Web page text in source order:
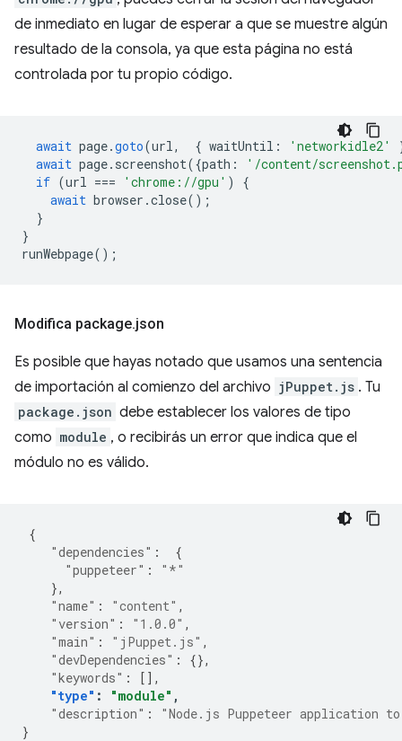
de inmediato en lugar de esperar a que se muestre algún
resultado de la consola, ya que esta página no está
controlada por tu propio código.
await page.goto(url , { waitUntil : 'networkidle2'
await page. screenshot({path :
'/content/
if (url === 'chrome://gpu' )
{
await browser .close();
}
}
runWebpage();
Modifica package.json
Es posible que hayas notado que usamos una sentencia
de importación al comienzo del archivo jPuppet.js . Tu
package.json debe establecer los valores de tipo
como module , o recibirás un error que indica que el
módulo no es válido.
{
"dependencies" :
{
"puppeteer" :
"*"
},
"name" : "content" ,
"version" : "1.0.0" ,
"main" : "jPuppet.js" ,
"devDependencies" :
{},
"keywords" :
[],
"type" : "module" ,
"description" :
"Node.js Puppeteer application
}